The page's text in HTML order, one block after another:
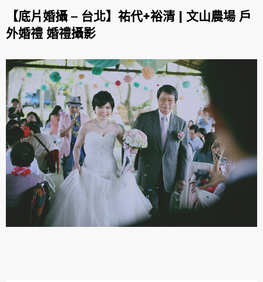
【底片婚攝 – 台北】祐代+裕清 | 文山農場 戶
外婚禮 婚禮攝影